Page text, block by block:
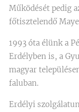
Működését pedig
főtisztelendő
1993 óta élünk a
Erdélyben is, a
magyar
faluban.
Erdélyi